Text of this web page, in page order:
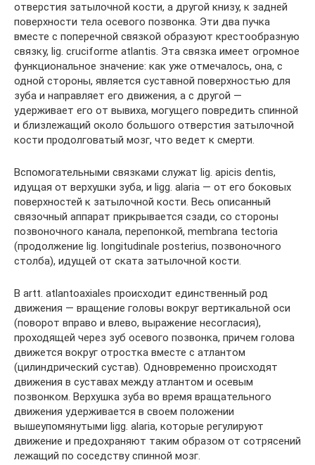
отверстия затылочной кости, а другой книзу, к задней
поверхности тела осевого позвонка. Эти два пучка
вместе с поперечной связкой образуют крестообразную
связку, lig. cruciforme atlantis. Эта связка имеет огромное
функциональное значение: как уже отмечалось, она, с
одной стороны, является суставной поверхностью для
зуба и направляет его движения, а с другой —
удерживает его от вывиха, могущего повредить спинной
и близлежащий около большого отверстия затылочной
кости продолговатый мозг, что ведет к смерти.
Вспомогательными связками служат lig. apicis dentis,
идущая от верхушки зуба, и ligg. alaria — от его боковых
поверхностей к затылочной кости. Весь описанный
связочный аппарат прикрывается сзади, со стороны
позвоночного канала, перепонкой, membrana tectoria
(продолжение lig. longitudinale posterius, позвоночного
столба), идущей от ската затылочной кости.
В artt. atlantoaxiales происходит единственный род
движения — вращение головы вокруг вертикальной оси
(поворот вправо и влево, выражение несогласия),
проходящей через зуб осевого позвонка, причем голова
движется вокруг отростка вместе с атлантом
(цилиндрический сустав). Одновременно происходят
движения в суставах между атлантом и осевым
позвонком. Верхушка зуба во время вращательного
движения удерживается в своем положении
вышеупомянутыми ligg. alaria, которые регулируют
движение и предохраняют таким образом от сотрясений
лежащий по соседству спинной мозг.